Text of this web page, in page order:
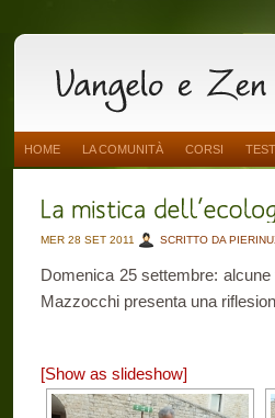
HOME LA COMUNITÀ CORSI
MER 28 SET 2011 SCRITTO DA
Domenica 25 settembre:
Mazzocchi presenta una
[Show as slideshow]